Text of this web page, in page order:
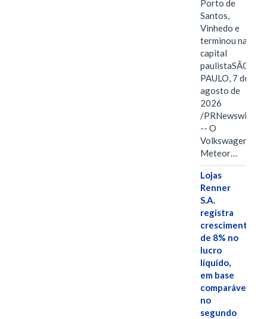
Porto de
Santos,
Vinhedo e
terminou na
capital
paulistaSÃO
PAULO, 7 de
agosto de
2026
/PRNewswire/
-- O
Volkswagen
Meteor…
Lojas
Renner
S.A.
registra
crescimento
de 8% no
lucro
líquido,
em base
comparável,
no
segundo